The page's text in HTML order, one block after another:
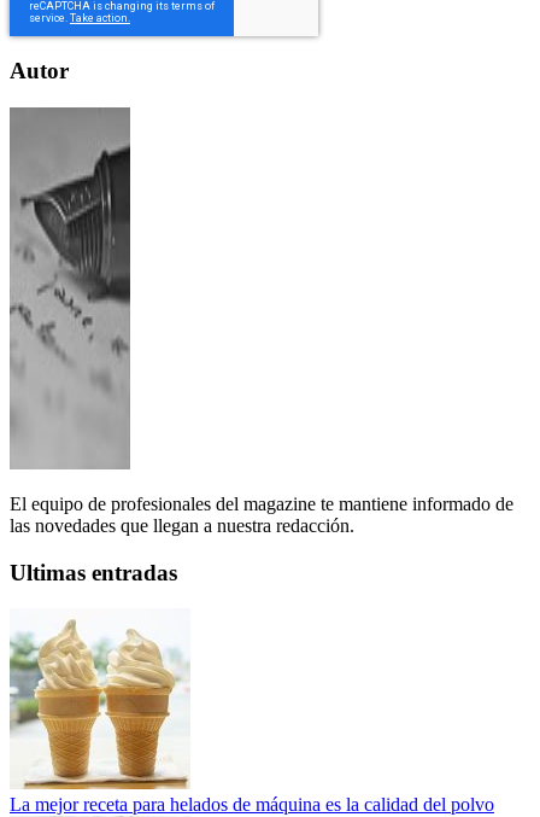
Autor
El equipo de profesionales del magazine te mantiene informado de
las novedades que llegan a nuestra redacción.
Ultimas entradas
La mejor receta para helados de máquina es la calidad del polvo